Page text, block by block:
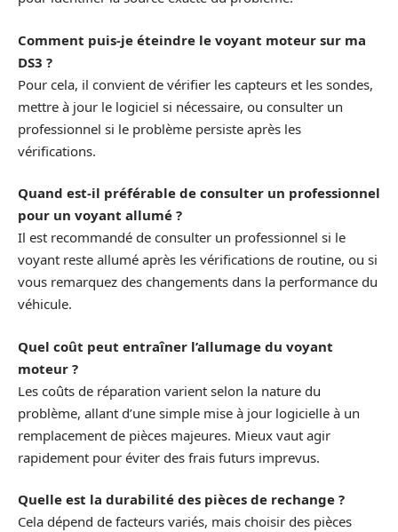
Comment puis-je éteindre le voyant moteur sur ma
DS3 ?
Pour cela, il convient de vérifier les capteurs et les sondes,
mettre à jour le logiciel si nécessaire, ou consulter un
professionnel si le problème persiste après les
vérifications.
Quand est-il préférable de consulter un professionnel
pour un voyant allumé ?
Il est recommandé de consulter un professionnel si le
voyant reste allumé après les vérifications de routine, ou si
vous remarquez des changements dans la performance du
véhicule.
Quel coût peut entraîner l’allumage du voyant
moteur ?
Les coûts de réparation varient selon la nature du
problème, allant d’une simple mise à jour logicielle à un
remplacement de pièces majeures. Mieux vaut agir
rapidement pour éviter des frais futurs imprevus.
Quelle est la durabilité des pièces de rechange ?
Cela dépend de facteurs variés, mais choisir des pièces